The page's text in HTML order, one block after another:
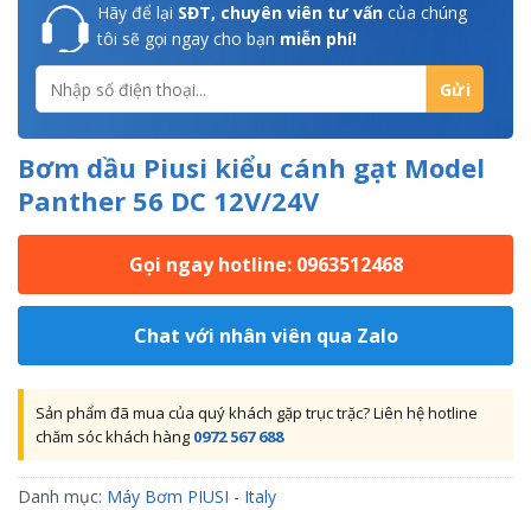
Hãy để lại SĐT, chuyên viên tư vấn của chúng
tôi sẽ gọi ngay cho bạn miễn phí!
Bơm dầu Piusi kiểu cánh gạt Model
Panther 56 DC 12V/24V
Gọi ngay hotline: 0963512468
Chat với nhân viên qua Zalo
Sản phẩm đã mua của quý khách gặp trục trặc? Liên hệ hotline
chăm sóc khách hàng 0972 567 688
Danh mục: Máy Bơm PIUSI - Italy